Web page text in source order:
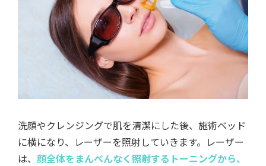
洗顔やクレンジングで肌を清潔にした後、施術ベッド
に横になり、レーザーを照射していきます。レーザー
は、 顔全体をまんべんなく照射するトーニングから、